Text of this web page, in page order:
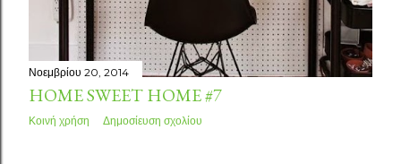
Νοεμβρίου 20, 2014
HOME SWEET HOME #7
Κοινή χρήση Δημοσίευση σχολίου